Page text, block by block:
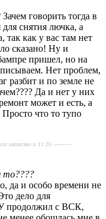
говорить тогда в
для снятия лючка, а
так как у вас там нет
сказано! Ну и
пришел, но на
Нет проблем,
разбит и по земле не
Да и нет у них
может и есть, а
что то тупо
написано в 11:26 ----------
то????
да и особо времени не
дело для
продолжил с ВСК,